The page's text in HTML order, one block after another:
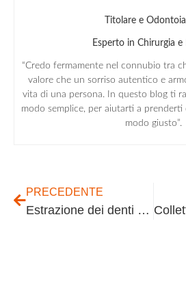
Titolare e
Esperto in Chirurgia e
“Credo fermamente nel connubio tra
valore che un sorriso autentico e
vita di una persona. In questo blog ti
modo semplice, per aiutarti a prenderti
modo giusto”.
PRECEDENTE
Estrazione dei denti da latte? Come fare